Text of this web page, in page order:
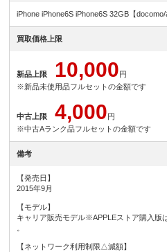
iPhone iPhone6S iPhone6S 32GB【
買取価格上限
新品上限 10,000円
※新品未使用品フルセットの金額です
中古上限 4,000円
※中古Aランク品フルセットの金額です
備考
【発売日】
2015年9月
【モデル】
キャリア販売モデル※APPLEストア購入版
【ネットワーク利用制限△減額】